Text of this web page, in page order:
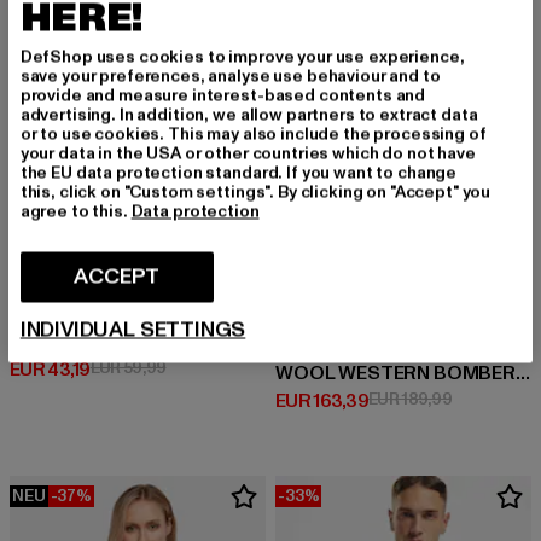
URBAN CLASSICS
Ladies 2-tone College Sweatjacket
EUR 43,19
Derzeitiger Preis: EUR 43,19
EUR 59,99Aktionspreis: EUR 59,99
WOOL WESTERN BOMBER JACKET
EUR 163,39
Derzeitiger Preis: EUR 163,39
EUR 189,99
NEU -37% -33%
HERE!
DefShop uses cookies to improve your use experience,
save your preferences, analyse use behaviour and to
provide and measure interest-based contents and
advertising. In addition, we allow partners to extract data
or to use cookies. This may also include the processing of
your data in the USA or other countries which do not have
the EU data protection standard. If you want to change
this, click on "Custom settings". By clicking on "Accept" you
agree to this. Data protection
ACCEPT
INDIVIDUAL SETTINGS